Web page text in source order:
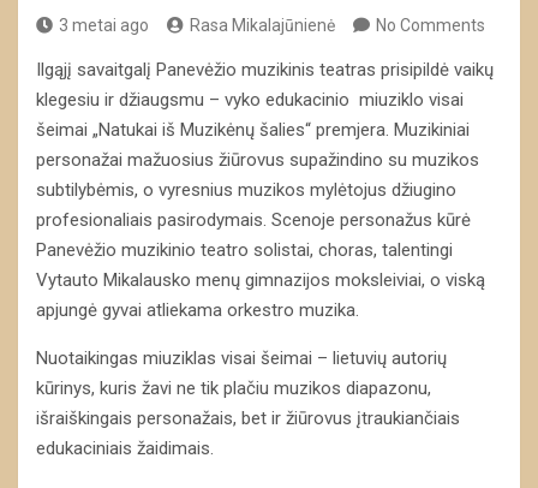
3 metai ago Rasa Mikalajūnienė No Comments
Ilgąjį savaitgalį Panevėžio muzikinis teatras prisipildė vaikų
klegesiu ir džiaugsmu – vyko edukacinio miuziklo visai
šeimai „Natukai iš Muzikėnų šalies“ premjera. Muzikiniai
personažai mažuosius žiūrovus supažindino su muzikos
subtilybėmis, o vyresnius muzikos mylėtojus džiugino
profesionaliais pasirodymais. Scenoje personažus kūrė
Panevėžio muzikinio teatro solistai, choras, talentingi
Vytauto Mikalausko menų gimnazijos moksleiviai, o viską
apjungė gyvai atliekama orkestro muzika.
Nuotaikingas miuziklas visai šeimai – lietuvių autorių
kūrinys, kuris žavi ne tik plačiu muzikos diapazonu,
išraiškingais personažais, bet ir žiūrovus įtraukiančiais
edukaciniais žaidimais.